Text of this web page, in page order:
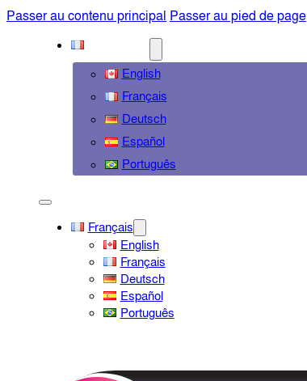
Passer au contenu principal Passer au pied de page
English
Français
Deutsch
Español
Português
Français
English
Français
Deutsch
Español
Português